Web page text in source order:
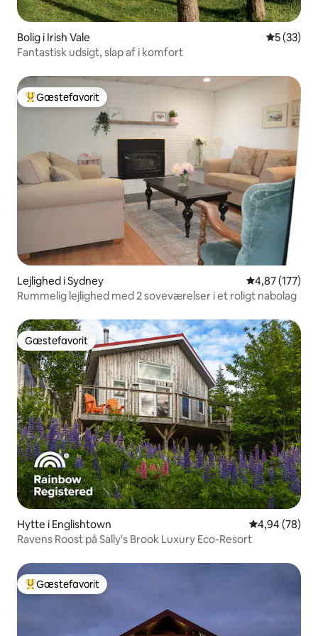
Bolig i Irish Vale 5 ud af 5 i
5 (33)
Fantastisk udsigt, slap af i komfort
Bedste gæstefavorit
Gæstefavorit
Lejlighed i Sydney 4,87 ud af 5 i
4,87 (177)
Rummelig lejlighed med 2 soveværelser i et roligt nabolag
Gæstefavorit
Gæstefavorit
Hytte i Englishtown 4,94 ud af 5 i
4,94 (78)
Ravens Roost på Sally's Brook Luxury Eco-Resort
Bedste gæstefavorit
Gæstefavorit